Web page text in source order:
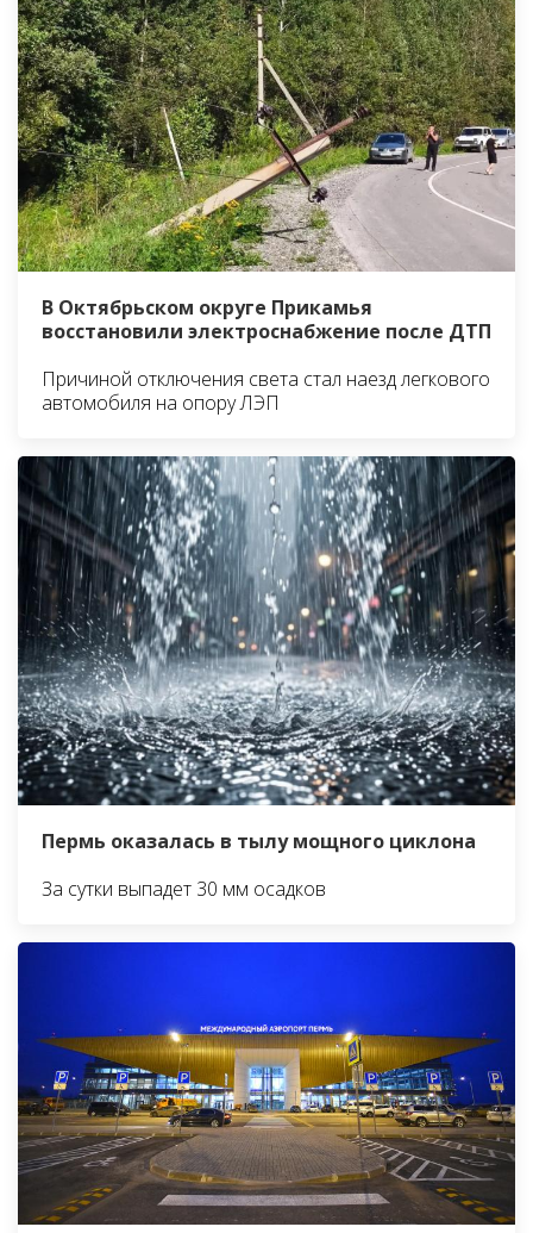
В Октябрьском округе Прикамья
восстановили электроснабжение после ДТП
Причиной отключения света стал наезд легкового
автомобиля на опору ЛЭП
Пермь оказалась в тылу мощного циклона
За сутки выпадет 30 мм осадков